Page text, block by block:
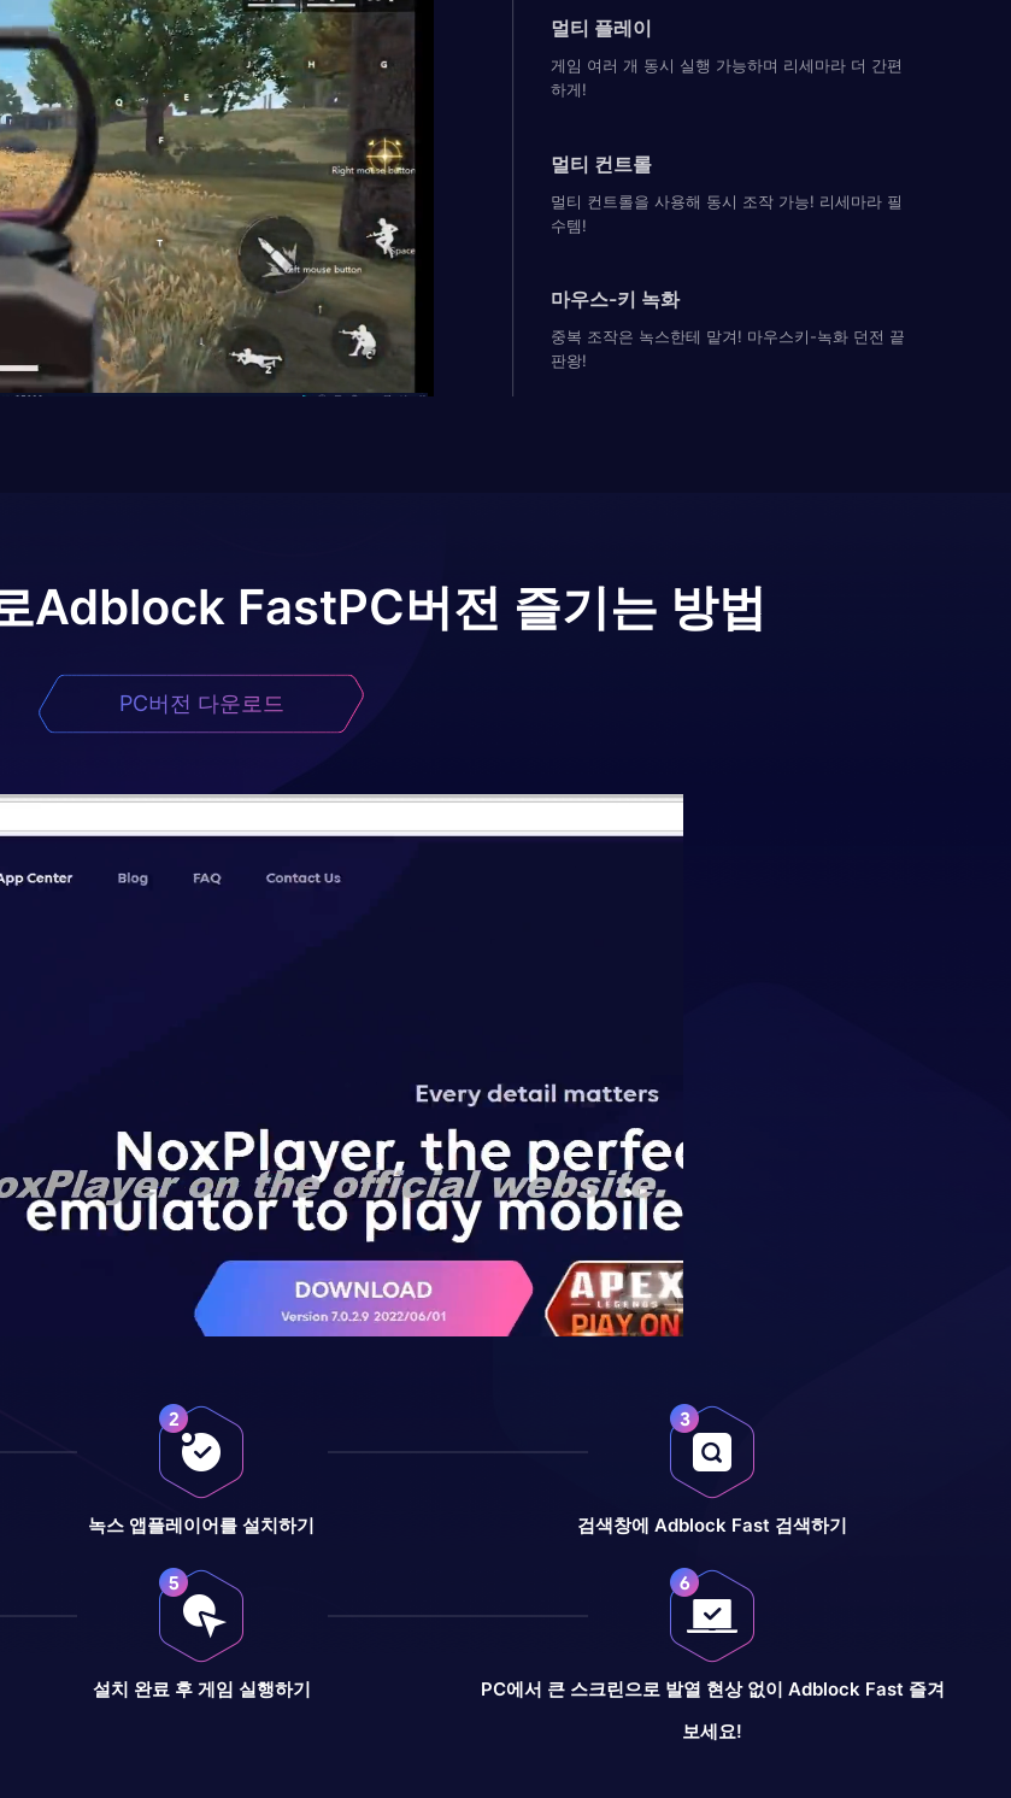
멀티 플레이
게임 여러 개 동시 실행 가능하며 리세마라 더 간편
하게!
멀티 컨트롤
멀티 컨트롤을 사용해 동시 조작 가능! 리세마라 필
수템!
마우스-키 녹화
중복 조작은 녹스한테 맡겨! 마우스키-녹화 던전 끝
판왕!
Adblock FastPC버전 즐기는 방법
PC버전 다운로드
녹스 앱플레이어를 설치하기 검색창에 Adblock Fast 검색하기
설치 완료 후 게임 실행하기
PC에서 큰 스크린으로 발열 현상 없이 Adblock Fast 즐겨
보세요!